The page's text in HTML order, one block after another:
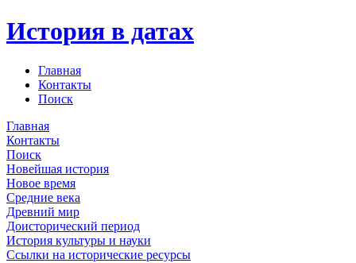
История в датах
Главная
Контакты
Поиск
Главная
Контакты
Поиск
Новейшая история
Новое время
Средние века
Древний мир
Доисторический период
История культуры и науки
Ссылки на исторические ресурсы